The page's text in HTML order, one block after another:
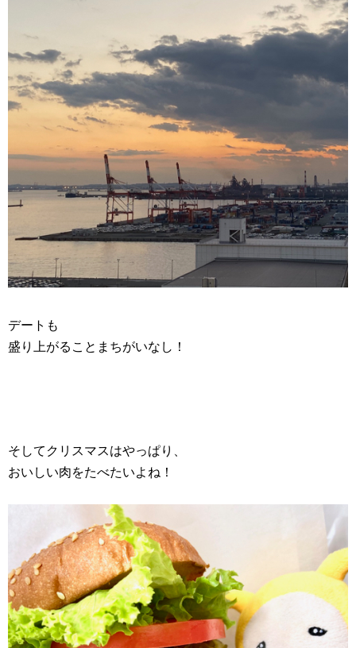
デートも
盛り上がることまちがいなし！
そしてクリスマスはやっぱり、
おいしい肉をたべたいよね！